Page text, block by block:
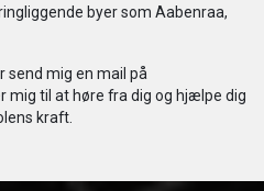
byer som Aabenraa,
send mig en mail på
mig til at høre fra dig og hjælpe dig
kraft.